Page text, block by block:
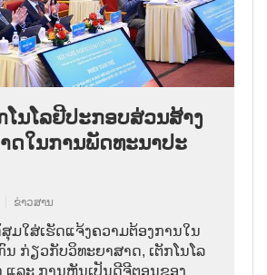
ໂນ​ໂລ​ຢີ​ປະ​ກອບ​ສ່ວນ​ສ້າງ​
ດ​ໃນ​ການ​ພັດ​ທະ​ນາ​ປະ​
ຂ່າວສານ
ມ​ໃສ່​ເຮັດ​ແຈ້ງ​ຄວາມ​ຕ້ອງ​ການ​ໃນ​
ກ່ຽວ​ກັບ​ວິ​ທະ​ຍາ​ສາດ, ເຕັກ​ໂນ​ໂລ​
ແລະ ການ​ຫັນ​ເປັນ​ດີ​ຈີ​ຕອນ​ຂອງ